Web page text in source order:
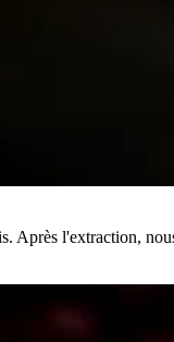
Après l'extraction,